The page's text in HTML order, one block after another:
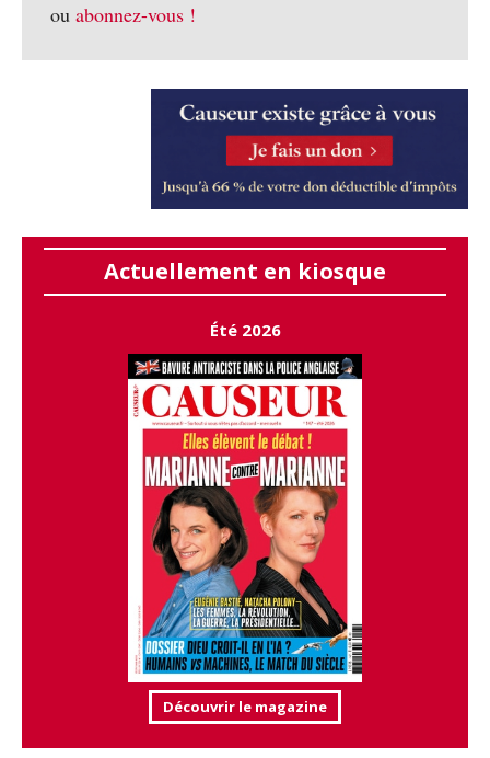
ou abonnez-vous !
Actuellement en kiosque
Été 2026
Découvrir le magazine